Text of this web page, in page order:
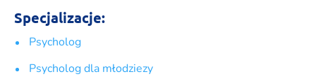
Specjalizacje:
Psycholog
Psycholog dla młodziezy